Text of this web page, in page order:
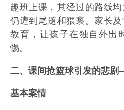
趣班上课，其经过的路线
仍遭到尾随和猥亵。家长
教育，让孩子在独自外出
惕。
二、课间抢篮球引发的悲
基本案情